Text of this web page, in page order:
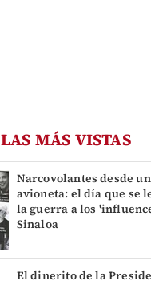
LAS MÁS VISTAS
Narcovolantes desde
avioneta: el día que se
la guerra a los
Sinaloa
El dinerito de la